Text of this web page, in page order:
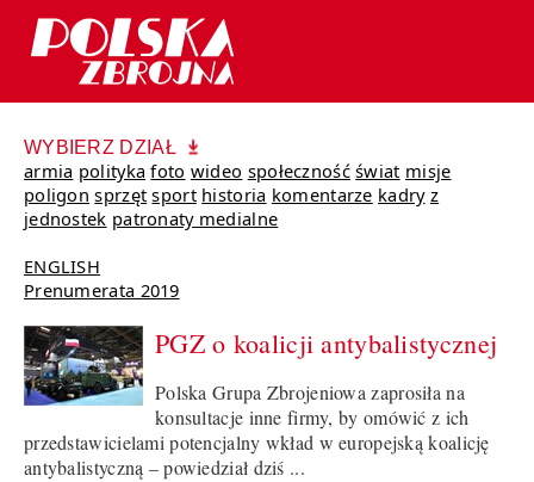
WYBIERZ DZIAŁ
armia polityka foto wideo społeczność świat misje
poligon sprzęt sport historia komentarze kadry z
jednostek patronaty medialne
ENGLISH
Prenumerata 2019
PGZ o koalicji antybalistycznej
Polska Grupa Zbrojeniowa zaprosiła na
konsultacje inne firmy, by omówić z ich
przedstawicielami potencjalny wkład w europejską koalicję
antybalistyczną – powiedział dziś ...